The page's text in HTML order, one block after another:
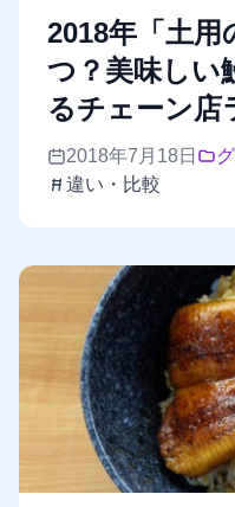
2018年「土用
つ？美味しい
るチェーン店
2018年7月18日
違い・比較